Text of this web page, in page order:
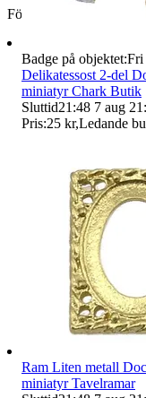
Företag
Badge på objektet:Fri
Delikatessost 2-del
miniatyr Chark Butik
Sluttid21:48 7 aug
Pris:25 kr,Ledande
Ram Liten metall
miniatyr Tavelramar